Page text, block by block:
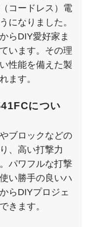
コードレス）電
になりました。
らDIY愛好家ま
います。その理
性能を備えた製
ます。
につい
ブロックなどの
、高い打撃力
パワフルな打撃
い勝手の良いハ
らDIYプロジェ
きます。